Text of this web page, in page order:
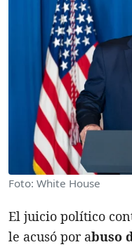
Foto: White House
El juicio político
le acusó por abuso